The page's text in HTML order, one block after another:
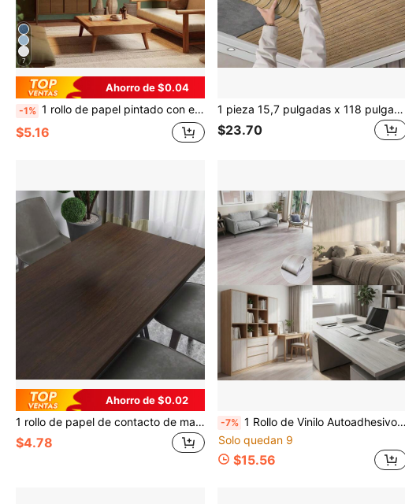
7
Ahorro de $0.04
-1% 1 rollo de papel pintado con estick de color verde té para decoración del hogar, papel tapiz de vinilo resistente al agua para pegatinas de salón, armarios, decoración de cocina, papel tapiz autoadhesivo para decoración de paredes y habitaciones
$5.16
1 pieza 15,7 pulgadas x 118 pulgadas/13 pies cuadrados Papel pintado autoadhesivo de vinilo grueso con textura de madera, resistente al agua para cocina, sala de estar, oficina y dormitorio (gris y marrón) Decoración de pared, decoración del hogar, papel pintado para sala de estar, vinilos de pared, decoración de fiesta, decoración de dormitorio y oficina, decoración del hogar, decoración de baño, suministros de decoración de habitación, papel pintado para decoración del hogar
$23.70
Ahorro de $0.02
1 rollo de papel de contacto de madera de color marrón oscuro para decoración del hogar, papel tapiz de madera con efecto envejecido, autoadhesivo, resistente al agua, con textura de grano de madera, vinilo adhesivo para dormitorio, cocina, renovación, paneles de pared, papel tapiz, decoración de primavera para refrescar su hogar, adhesivos decorativos para festivales, regalos de cumpleaños y graduación
$4.78
-7% 1 Rollo de Vinilo Autoadhesivo con Grano de Madera para Decoración de Habitación, Resistente al Desgaste y Fácil de Aplicar Grano de Madera Vintage, Papel de Contacto Impermeable y Antideslizante, Papel Tapiz Despegable y Adhesivo, Adecuado para Piso de Dormitorio, Sala de Estar, Piso de Cocina, Pegatina de Piso de Baldosa
Solo quedan 9
$15.56